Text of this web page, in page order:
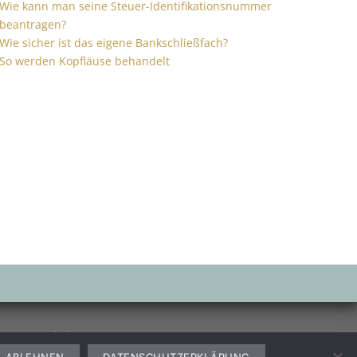
Wie kann man seine Steuer-Identifikationsnummer
beantragen?
Wie sicher ist das eigene Bankschließfach?
So werden Kopfläuse behandelt
Freizeit